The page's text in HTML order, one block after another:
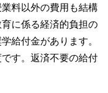
料以外の費用も結構
に係る経済的負担の
給付金があります。
す。返済不要の給付